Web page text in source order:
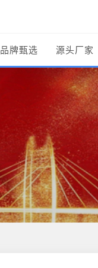
品牌甄选 源头厂家